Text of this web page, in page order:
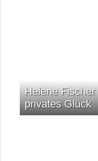
Helene
privates Glück